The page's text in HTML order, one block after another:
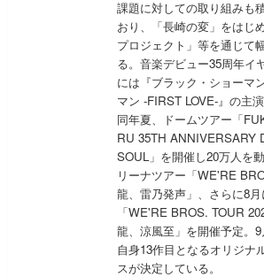
課題に対しての取り組みも
おり、「長崎の変」をはじ
プロジェクト」等を通じて
る。音楽デビュー35周年イ
には『ブラック・ショーマ
マン -FIRST LOVE-』の主
同年夏、ドームツアー「
RU 35TH ANNIVERSARY
SOUL」を開催し20万人を
リーナツアー「WE'RE
龍、雷乃発声」、さらに8
「WE'RE BROS. TOUR
龍、涼風至」を開催予定。
自身13作目となるオリジナ
スが決定している。